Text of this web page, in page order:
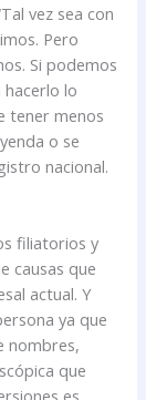
vez sea con
Pero
Si podemos
lo
tener menos
o se
nacional.
filiatorios y
causas que
actual. Y
ya que
nombres,
que
es